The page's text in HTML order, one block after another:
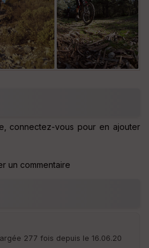
connectez-vous pour en ajouter
un commentaire
277 fois depuis le 16.06.20